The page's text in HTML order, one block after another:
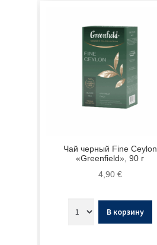
Чай черный Fine Ceylon
«Greenfield», 90 г
4,90 €
В корзину